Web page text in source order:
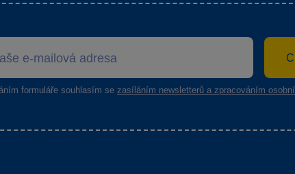
formuláře souhlasím se zasíláním newsletterů a zpracováním